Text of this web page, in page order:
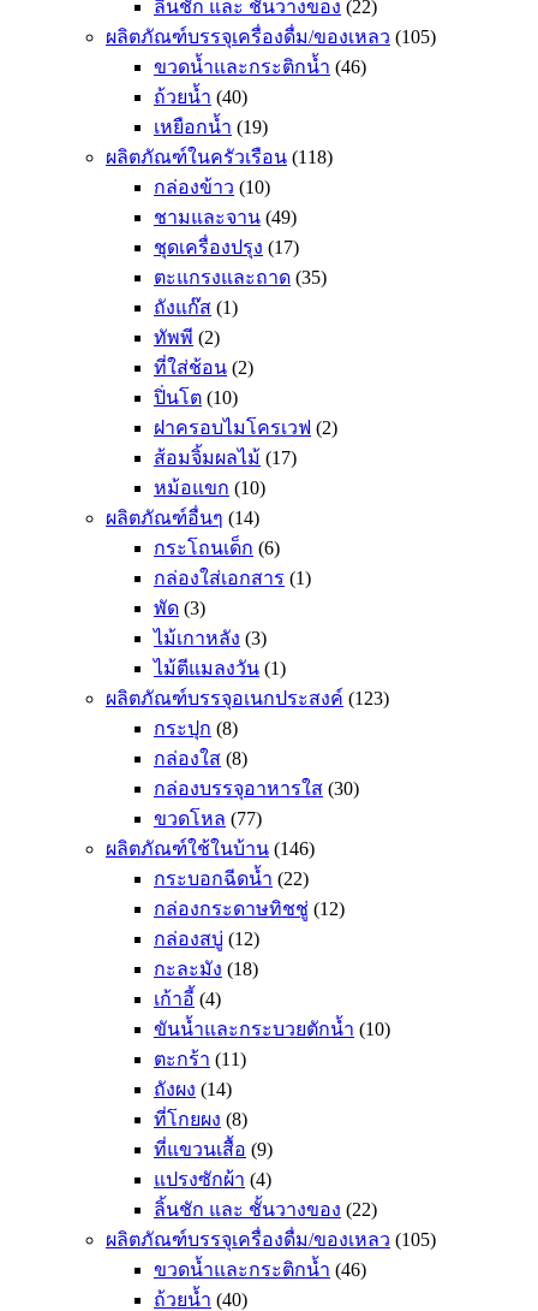
ลิ้นชัก และ ชั้นวางของ (22)
ผลิตภัณฑ์บรรจุเครื่องดื่ม/ของเหลว (105)
ขวดน้ำและกระติกน้ำ (46)
ถ้วยน้ำ (40)
เหยือกน้ำ (19)
ผลิตภัณฑ์ในครัวเรือน (118)
กล่องข้าว (10)
ชามและจาน (49)
ชุดเครื่องปรุง (17)
ตะแกรงและถาด (35)
ถังแก๊ส (1)
ทัพพี (2)
ที่ใส่ช้อน (2)
ปิ่นโต (10)
ฝาครอบไมโครเวฟ (2)
ส้อมจิ้มผลไม้ (17)
หม้อแขก (10)
ผลิตภัณฑ์อื่นๆ (14)
กระโถนเด็ก (6)
กล่องใส่เอกสาร (1)
พัด (3)
ไม้เกาหลัง (3)
ไม้ตีแมลงวัน (1)
ผลิตภัณฑ์บรรจุอเนกประสงค์ (123)
กระปุก (8)
กล่องใส (8)
กล่องบรรจุอาหารใส (30)
ขวดโหล (77)
ผลิตภัณฑ์ใช้ในบ้าน (146)
กระบอกฉีดน้ำ (22)
กล่องกระดาษทิชชู่ (12)
กล่องสบู่ (12)
กะละมัง (18)
เก้าอี้ (4)
ขันน้ำและกระบวยตักน้ำ (10)
ตะกร้า (11)
ถังผง (14)
ที่โกยผง (8)
ที่แขวนเสื้อ (9)
แปรงซักผ้า (4)
ลิ้นชัก และ ชั้นวางของ (22)
ผลิตภัณฑ์บรรจุเครื่องดื่ม/ของเหลว (105)
ขวดน้ำและกระติกน้ำ (46)
ถ้วยน้ำ (40)